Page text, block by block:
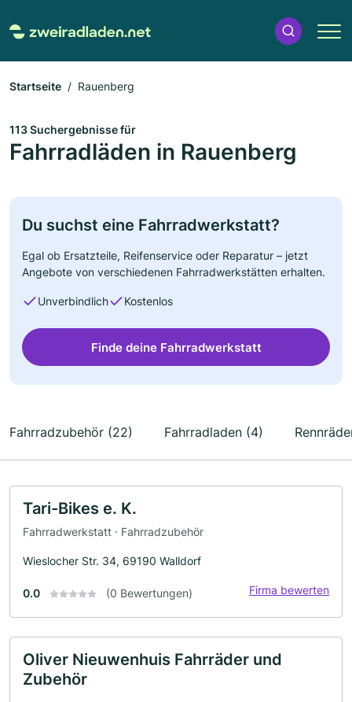
Startseite Rauenberg
113 Suchergebnisse für
Fahrradläden in Rauenberg
Du suchst eine Fahrradwerkstatt?
Egal ob Ersatzteile, Reifenservice oder Reparatur – jetzt
Angebote von verschiedenen Fahrradwerkstätten erhalten.
Unverbindlich Kostenlos
Finde deine Fahrradwerkstatt
Fahrradzubehör (22) Fahrradladen (4)
Tari-Bikes e. K.
Fahrradwerkstatt · Fahrradzubehör
Wieslocher Str. 34, 69190 Walldorf
0.0 (0 Bewertungen) Firma bewerten
Oliver Nieuwenhuis Fahrräder und
Zubehör